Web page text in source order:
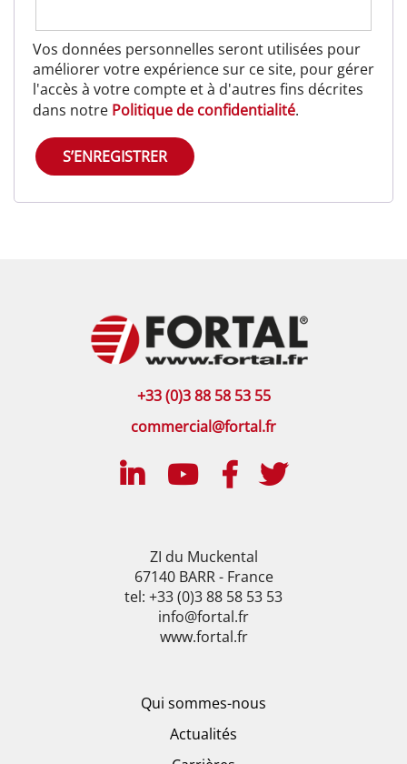
Vos données personnelles seront utilisées pour
améliorer votre expérience sur ce site, pour gérer
l'accès à votre compte et à d'autres fins décrites
dans notre Politique de confidentialité.
S’ENREGISTRER
+33 (0)3 88 58 53 55
commercial@fortal.fr
ZI du Muckental
67140 BARR - France
tel: +33 (0)3 88 58 53 53
info@fortal.fr
www.fortal.fr
Qui sommes-nous
Actualités